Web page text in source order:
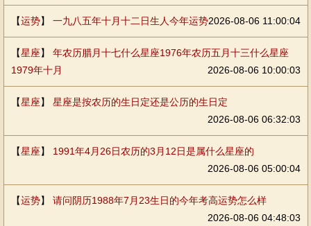
【运势】 一九八五年十月十二日生人今年运势2026-08-06 11:00:04
【星座】 年农历腊月十七什么星座1976年农历五月十三什么星座
1979年十月
2026-08-06 10:00:03
【星座】 星座是按农历的生日定还是公历的生日定
2026-08-06 06:32:03
【星座】 1991年4月26日农历的3月12日是属什么星座的
2026-08-06 05:00:04
【运势】 请问阴历1988年7月23生日的今年考高运势怎么样
2026-08-06 04:48:03